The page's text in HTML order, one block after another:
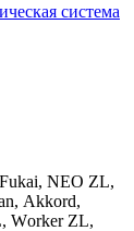
система
Fukаi, NЕО ZL,
Аkkord,
Wоrker ZL,